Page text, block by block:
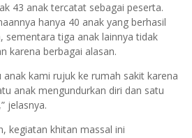
43 anak tercatat sebagai peserta.
hanya 40 anak yang berhasil
sementara tiga anak lainnya tidak
karena berbagai alasan.
kami rujuk ke rumah sakit karena
anak mengundurkan diri dan satu
jelasnya.
kegiatan khitan massal ini